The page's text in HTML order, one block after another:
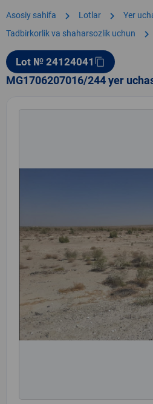
Asosiy sahifa chevron_right Lotlar chevron_right Yer
Tadbirkorlik va shaharsozlik uchun chevron_right
Lot № 24124041 content_copy
MG1706207016/244 yer